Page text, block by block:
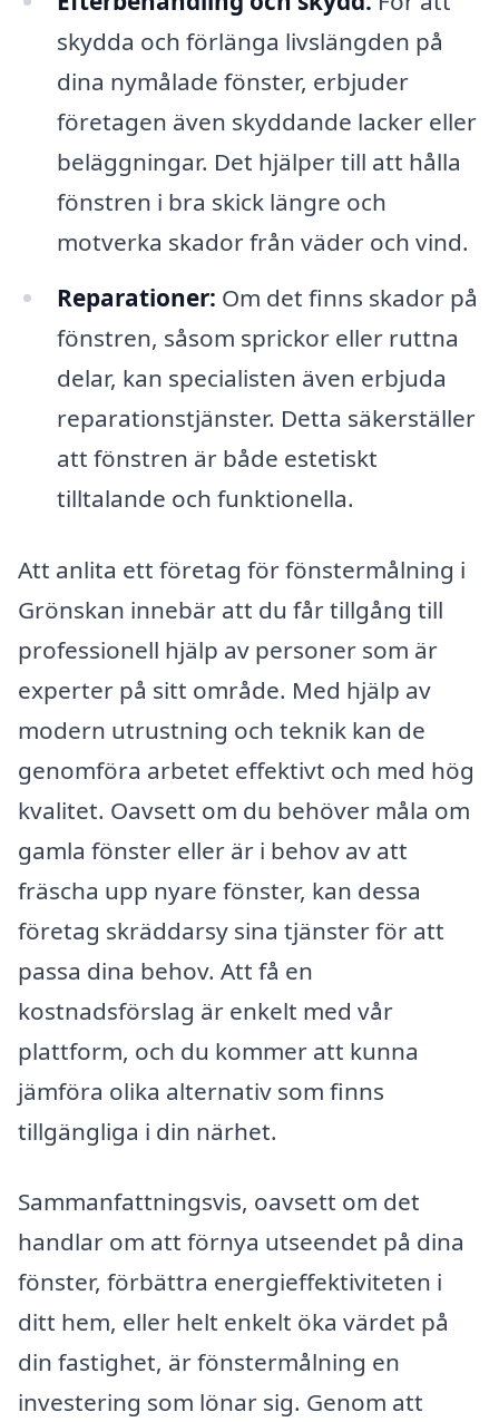
skydda och förlänga livslängden på
dina nymålade fönster, erbjuder
företagen även skyddande lacker eller
beläggningar. Det hjälper till att hålla
fönstren i bra skick längre och
motverka skador från väder och vind.
Reparationer: Om det finns skador på
fönstren, såsom sprickor eller ruttna
delar, kan specialisten även erbjuda
reparationstjänster. Detta säkerställer
att fönstren är både estetiskt
tilltalande och funktionella.
Att anlita ett företag för fönstermålning i
Grönskan innebär att du får tillgång till
professionell hjälp av personer som är
experter på sitt område. Med hjälp av
modern utrustning och teknik kan de
genomföra arbetet effektivt och med hög
kvalitet. Oavsett om du behöver måla om
gamla fönster eller är i behov av att
fräscha upp nyare fönster, kan dessa
företag skräddarsy sina tjänster för att
passa dina behov. Att få en
kostnadsförslag är enkelt med vår
plattform, och du kommer att kunna
jämföra olika alternativ som finns
tillgängliga i din närhet.
Sammanfattningsvis, oavsett om det
handlar om att förnya utseendet på dina
fönster, förbättra energieffektiviteten i
ditt hem, eller helt enkelt öka värdet på
din fastighet, är fönstermålning en
investering som lönar sig. Genom att